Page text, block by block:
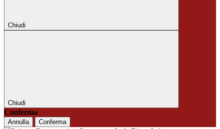
Chiudi
Chiudi
Conferma
Annulla Conferma